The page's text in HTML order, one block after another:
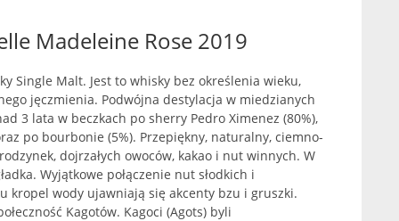
Madeleine Rose 2019
Single Malt. Jest to whisky bez określenia wieku,
jęczmienia. Podwójna destylacja w miedzianych
3 lata w beczkach po sherry Pedro Ximenez (80%),
po bourbonie (5%). Przepiękny, naturalny, ciemno-
dojrzałych owoców, kakao i nut winnych. W
Wyjątkowe połączenie nut słodkich i
kropel wody ujawniają się akcenty bzu i gruszki.
Kagotów. Kagoci (Agots) byli